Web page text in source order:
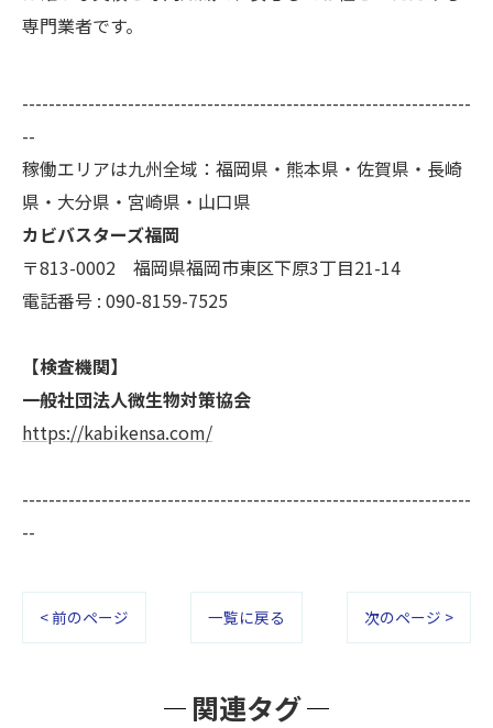
専門業者です。
--------------------------------------------------------------------
--
稼働エリアは九州全域：福岡県・熊本県・佐賀県・長崎
県・大分県・宮崎県・山口県
カビバスターズ福岡
〒813-0002 福岡県福岡市東区下原3丁目21-14
電話番号 : 090-8159-7525
【検査機関】
一般社団法人微生物対策協会
https://kabikensa.com/
--------------------------------------------------------------------
--
< 前のページ 一覧に戻る 次のページ >
関連タグ